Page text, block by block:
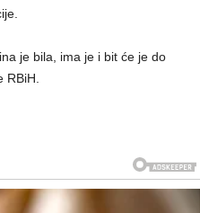
je bila, ima je i bit će je do